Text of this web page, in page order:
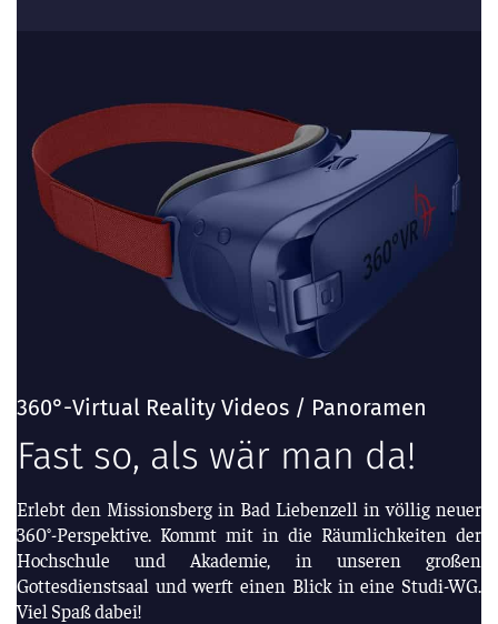
360°-Virtual Reality Videos / Panoramen
Fast so, als wär man da!
Erlebt den Missionsberg in Bad Liebenzell in völlig neuer
360°-Perspektive. Kommt mit in die Räumlichkeiten der
Hochschule und Akademie, in unseren großen
Gottesdienstsaal und werft einen Blick in eine Studi-WG.
Viel Spaß dabei!